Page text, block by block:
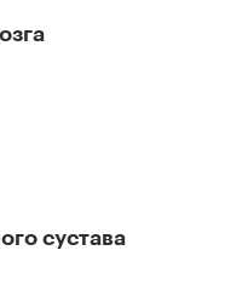
сустава